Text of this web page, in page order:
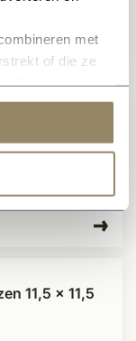
met
of die ze
parfeuilles
11,5 x 11,5